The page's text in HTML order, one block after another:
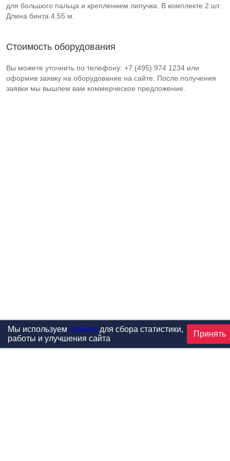
для большого пальца и креплением липучка. В комплекте 2 шт.
Длина бинта 4,55 м.
Стоимость оборудования
Вы можете уточнить по телефону: +7 (495) 974 1234 или
оформив заявку на оборудование на сайте. После получения
заявки мы вышлем вам коммерческое предложение.
Мы используем cookiesдля сбора статистики,
работы и улучшения сайта
Принять